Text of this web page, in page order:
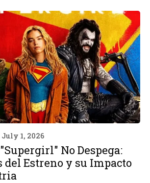
July 1, 2026
No Despega:
Estreno y su Impacto